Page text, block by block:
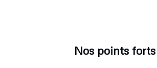
Nos points forts